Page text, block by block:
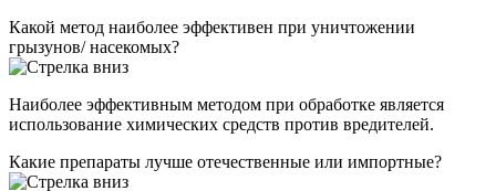
Какой метод наиболее эффективен при уничтожении
грызунов/ насекомых?
Наиболее эффективным методом при обработке является
использование химических средств против вредителей.
Какие препараты лучше отечественные или импортные?